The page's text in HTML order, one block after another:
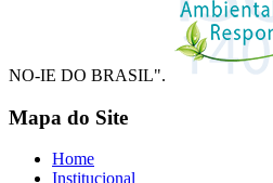
NO-IE DO BRASIL".
Mapa do Site
Home
Institucional